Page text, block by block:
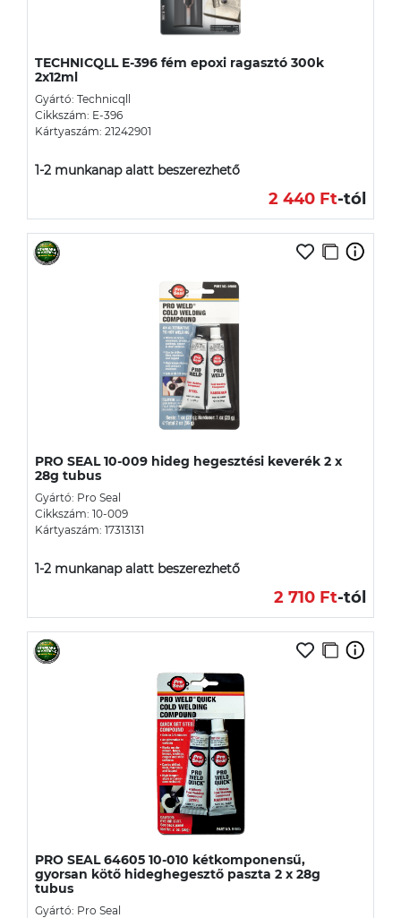
TECHNICQLL E-396 fém epoxi ragasztó 300k
2x12ml
Gyártó: Technicqll
Cikkszám: E-396
Kártyaszám: 21242901
1-2 munkanap alatt beszerezhető
2 440 Ft-tól
PRO SEAL 10-009 hideg hegesztési keverék 2 x
28g tubus
Gyártó: Pro Seal
Cikkszám: 10-009
Kártyaszám: 17313131
1-2 munkanap alatt beszerezhető
2 710 Ft-tól
PRO SEAL 64605 10-010 kétkomponensű,
gyorsan kötő hideghegesztő paszta 2 x 28g
tubus
Gyártó: Pro Seal